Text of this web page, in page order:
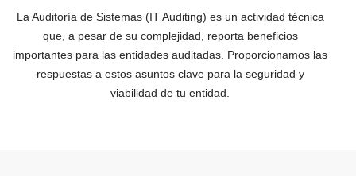
La Auditoría de Sistemas (IT Auditing) es un actividad técnica
que, a pesar de su complejidad, reporta beneficios
importantes para las entidades auditadas. Proporcionamos las
respuestas a estos asuntos clave para la seguridad y
viabilidad de tu entidad.